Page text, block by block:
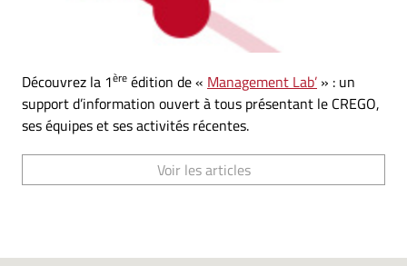
Découvrez la 1ère édition de « Management Lab’ » : un
support d’information ouvert à tous présentant le CREGO,
ses équipes et ses activités récentes.
Voir les articles